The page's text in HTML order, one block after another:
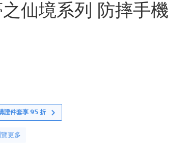
仙境系列 防摔手機
證件套享 𝟵𝟱 折
更多